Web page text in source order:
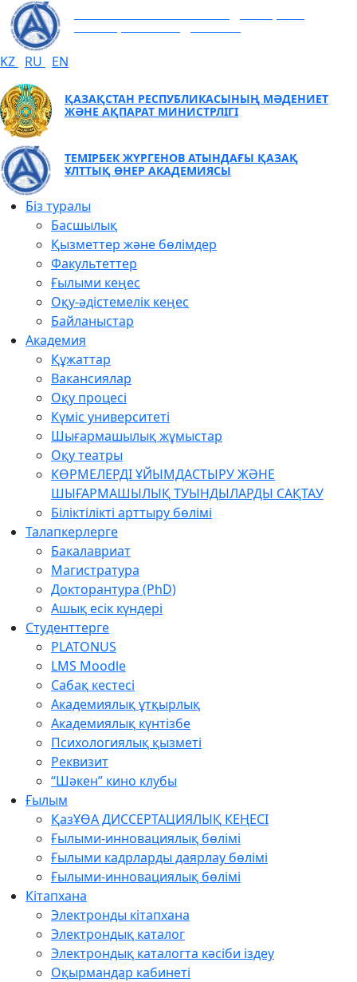
KZ RU EN
ҚАЗАҚСТАН РЕСПУБЛИКАСЫНЫҢ МӘДЕНИЕТ
ЖӘНЕ АҚПАРАТ МИНИСТРЛІГІ
ТЕМІРБЕК ЖҮРГЕНОВ АТЫНДАҒЫ ҚАЗАҚ
ҰЛТТЫҚ ӨНЕР АКАДЕМИЯСЫ
Біз туралы
Басшылық
Қызметтер және бөлімдер
Факультеттер
Ғылыми кеңес
Оқу-әдістемелік кеңес
Байланыстар
Академия
Құжаттар
Вакансиялар
Оқу процесі
Күміс университеті
Шығармашылық жұмыстар
Оқу театры
КӨРМЕЛЕРДІ ҰЙЫМДАСТЫРУ ЖӘНЕ
ШЫҒАРМАШЫЛЫҚ ТУЫНДЫЛАРДЫ САҚТАУ
Біліктілікті арттыру бөлімі
Талапкерлерге
Бакалавриат
Магистратура
Докторантура (PhD)
Ашық есік күндері
Студенттерге
PLATONUS
LMS Moodle
Сабақ кестесі
Академиялық ұтқырлық
Академиялық күнтізбе
Психологиялық қызметі
Реквизит
“Шәкен” кино клубы
Ғылым
ҚазҰӨА ДИССЕРТАЦИЯЛЫҚ КЕҢЕСІ
Ғылыми-инновациялық бөлімі
Ғылыми кадрларды даярлау бөлімі
Ғылыми-инновациялық бөлімі
Кітапхана
Электронды кітапхана
Электрондық каталог
Электрондық каталогта кәсіби іздеу
Оқырмандар кабинеті